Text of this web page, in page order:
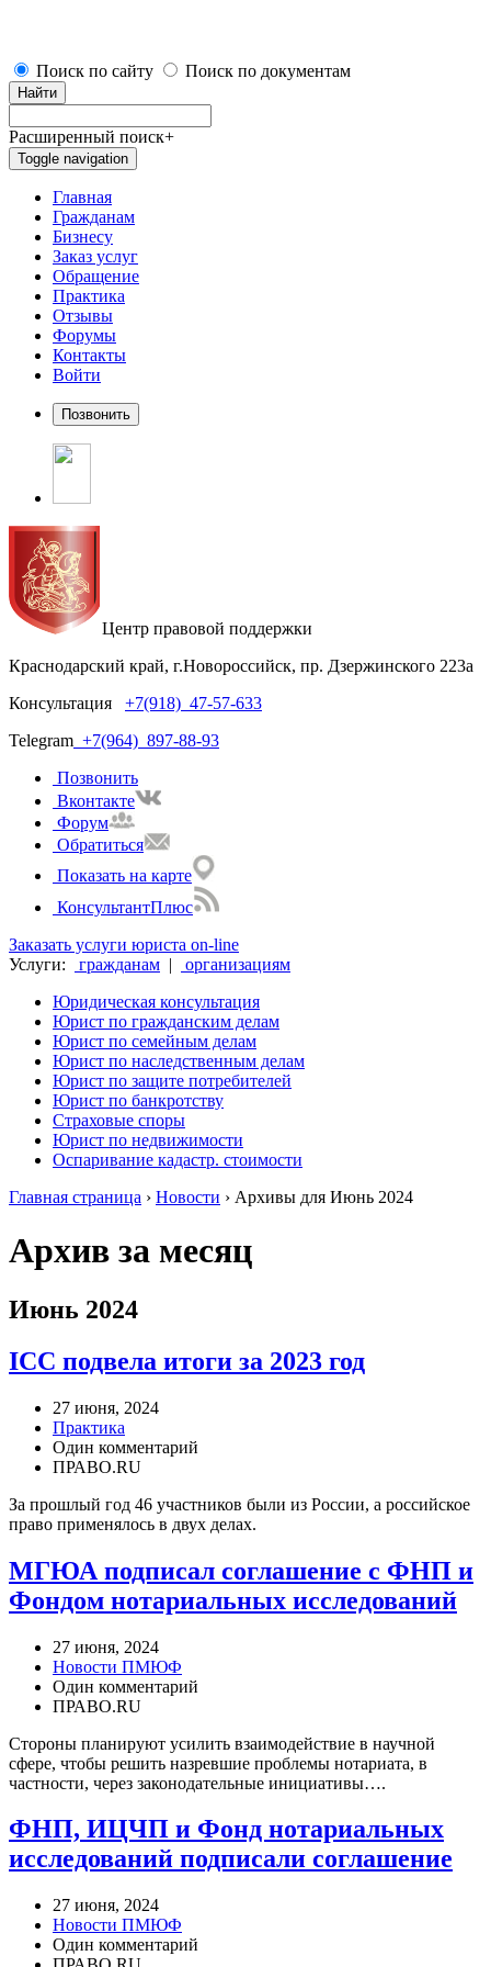
Поиск по сайту Поиск по документам
Найти
Расширенный поиск+
Toggle navigation
Главная
Гражданам
Бизнесу
Заказ услуг
Обращение
Практика
Отзывы
Форумы
Контакты
Войти
Центр правовой поддержки
Краснодарский край, г.Новороссийск, пр. Дзержинского 223а
Консультация +7(918) 47-57-633
Telegram +7(964) 897-88-93
Позвонить
Вконтакте
Форум
Обратиться
Показать на карте
КонсультантПлюс
Заказать услуги юриста on-line
Услуги:
гражданам |
организациям
Юридическая консультация
Юрист по гражданским делам
Юрист по семейным делам
Юрист по наследственным делам
Юрист по защите потребителей
Юрист по банкротству
Страховые споры
Юрист по недвижимости
Оспаривание кадастр. стоимости
Главная страница › Новости › Архивы для Июнь 2024
Архив за месяц
Июнь 2024
ICC подвела итоги за 2023 год
27 июня, 2024
Практика
Один комментарий
ПРАВО.RU
За прошлый год 46 участников были из России, а российское
право применялось в двух делах.
МГЮА подписал соглашение с ФНП и
Фондом нотариальных исследований
27 июня, 2024
Новости ПМЮФ
Один комментарий
ПРАВО.RU
Стороны планируют усилить взаимодействие в научной
сфере, чтобы решить назревшие проблемы нотариата, в
частности, через законодательные инициативы….
ФНП, ИЦЧП и Фонд нотариальных
исследований подписали соглашение
27 июня, 2024
Новости ПМЮФ
Один комментарий